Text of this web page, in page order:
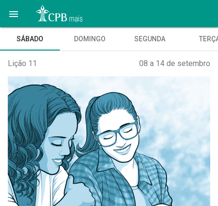

SÁBADO DOMINGO SEGUNDA
Lição 11 08 a 14 de setembro